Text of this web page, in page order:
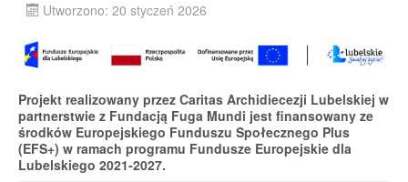
Utworzono: 20 styczeń 2026
Projekt realizowany przez Caritas Archidiecezji Lubelskiej w
partnerstwie z Fundacją Fuga Mundi jest finansowany ze
środków Europejskiego Funduszu Społecznego Plus
(EFS+) w ramach programu Fundusze Europejskie dla
Lubelskiego 2021-2027.